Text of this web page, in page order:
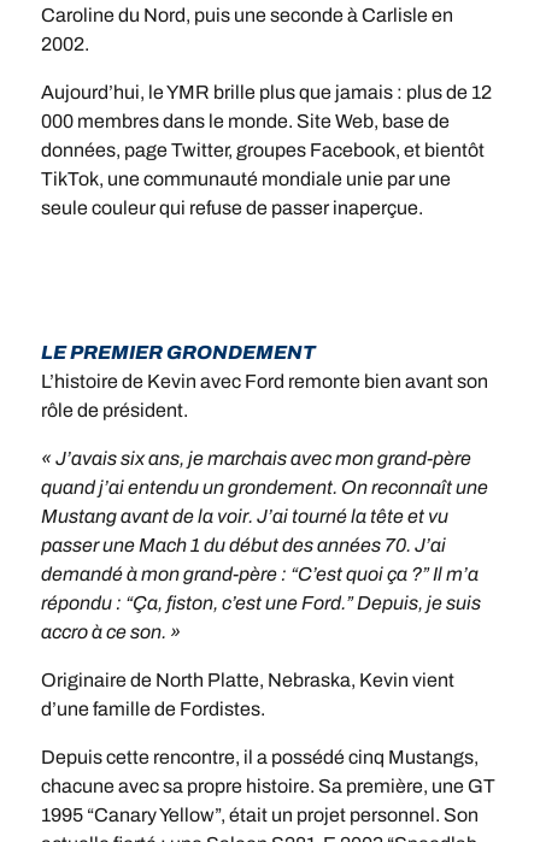
Caroline du Nord, puis une seconde à Carlisle en
2002.
Aujourd’hui, le YMR brille plus que jamais : plus de 12
000 membres dans le monde. Site Web, base de
données, page Twitter, groupes Facebook, et bientôt
TikTok, une communauté mondiale unie par une
seule couleur qui refuse de passer inaperçue.
LE PREMIER GRONDEMENT
L’histoire de Kevin avec Ford remonte bien avant son
rôle de président.
« J’avais six ans, je marchais avec mon grand-père
quand j’ai entendu un grondement. On reconnaît une
Mustang avant de la voir. J’ai tourné la tête et vu
passer une Mach 1 du début des années 70. J’ai
demandé à mon grand-père : “C’est quoi ça ?” Il m’a
répondu : “Ça, fiston, c’est une Ford.” Depuis, je suis
accro à ce son. »
Originaire de North Platte, Nebraska, Kevin vient
d’une famille de Fordistes.
Depuis cette rencontre, il a possédé cinq Mustangs,
chacune avec sa propre histoire. Sa première, une GT
1995 “Canary Yellow”, était un projet personnel. Son